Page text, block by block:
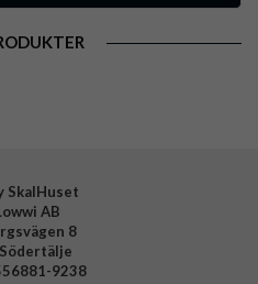
SkalHuset
AB
8
9238